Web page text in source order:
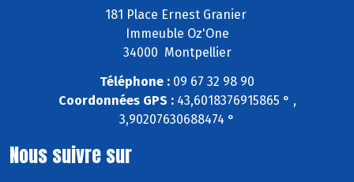
181 Place Ernest Granier
Immeuble Oz'One
34000 Montpellier
Téléphone : 09 67 32 98 90
Coordonnées GPS :43,6018376915865 ° ,
3,90207630688474 °
Nous suivre sur